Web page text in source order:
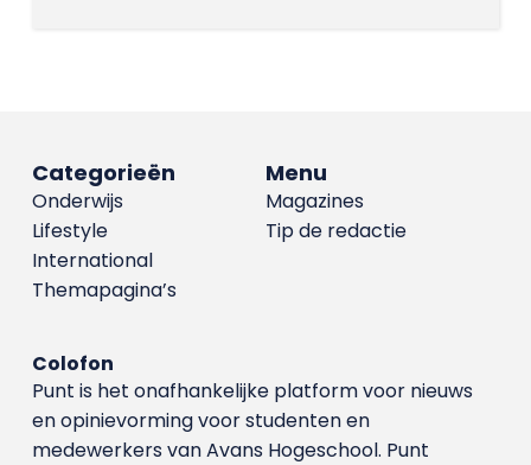
Menu
Magazines
Tip de redactie
Categorieën
Onderwijs
Lifestyle
International
Themapagina’s
Colofon
Punt is het onafhankelijke platform voor nieuws
en opinievorming voor studenten en
medewerkers van Avans Hoge­school. Punt